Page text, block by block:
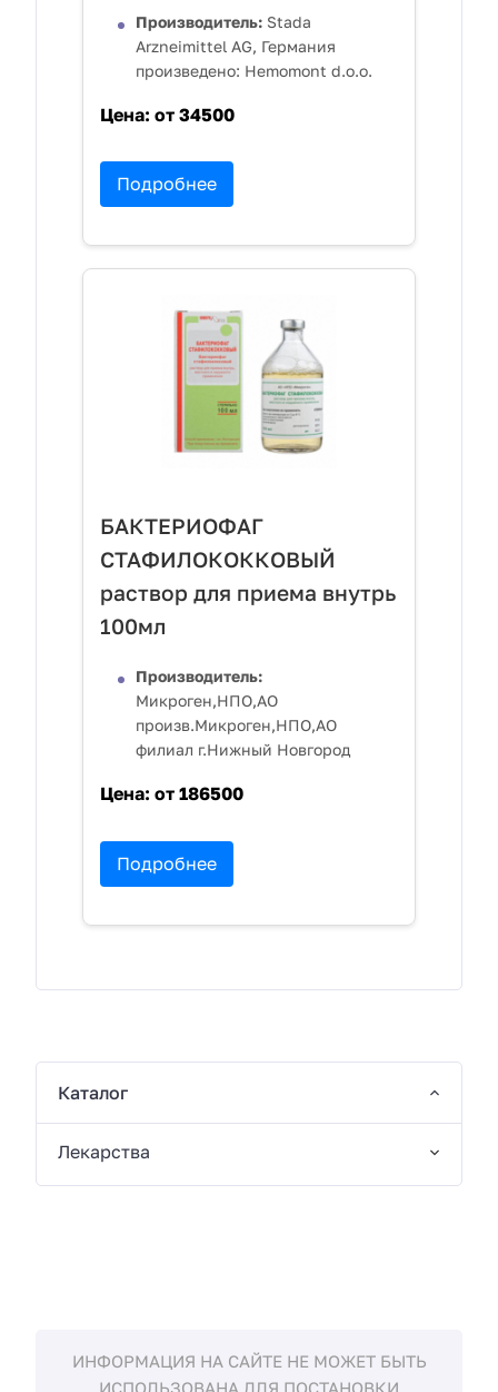
Производитель: Stada
Arzneimittel AG, Германия
произведено: Hemomont d.o.o.
Цена: от 34500
Подробнее
БАКТЕРИОФАГ
СТАФИЛОКОККОВЫЙ
раствор для приема внутрь
100мл
Производитель:
Микроген,НПО,АО
произв.Микроген,НПО,АО
филиал г.Нижный Новгород
Цена: от 186500
Подробнее
Каталог
Лекарства
ИНФОРМАЦИЯ НА САЙТЕ НЕ МОЖЕТ БЫТЬ
ИСПОЛЬЗОВАНА ДЛЯ ПОСТАНОВКИ